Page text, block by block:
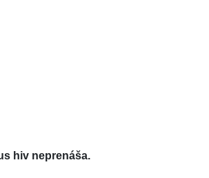
hiv neprenáša.